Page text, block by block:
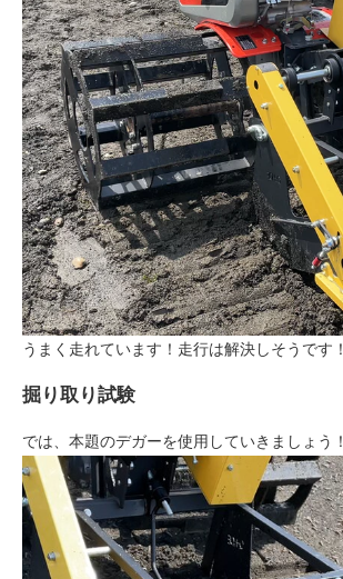
うまく走れています！走行は解決しそうです！
掘り取り試験
では、本題のデガーを使用していきましょう！